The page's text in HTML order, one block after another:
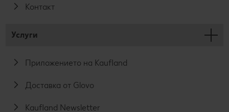
Контакт
Услуги
Приложението на Kaufland
Доставка от Glovo
Kaufland Newsletter